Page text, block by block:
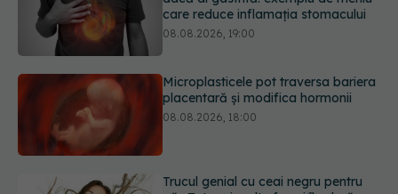
Microplasticele pot traversa bariera
placentară și modifica hormonii
Trucul genial cu ceai negru pentru